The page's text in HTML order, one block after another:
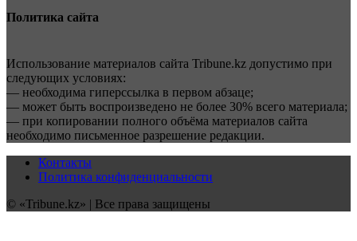
Политика сайта
Использование материалов сайта Tribune.kz допустимо при
следующих условиях:
— необходима гиперссылка в первом абзаце;
— может быть воспроизведено не более 30% всего материала;
— при копировании полного объёма материалов сайта
необходимо письменное разрешение редакции.
Контакты
Политика конфиденциальности
© «Tribune.kz» | Все права защищены